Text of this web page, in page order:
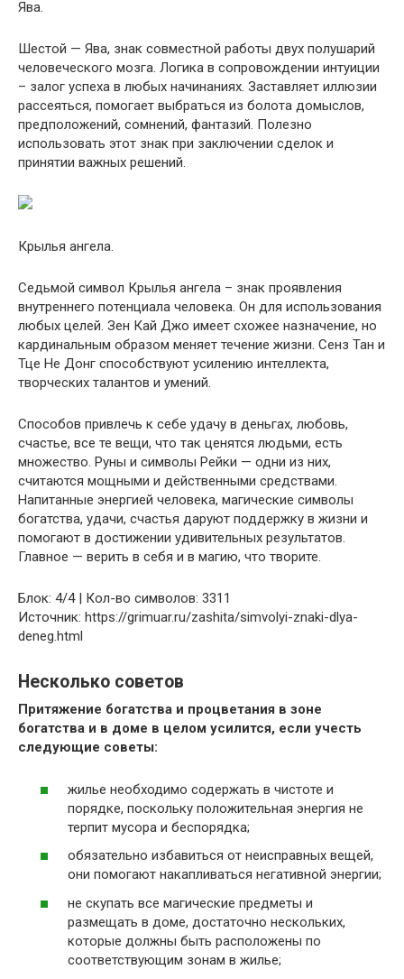
Ява.
Шестой — Ява, знак совместной работы двух полушарий
человеческого мозга. Логика в сопровождении интуиции
– залог успеха в любых начинаниях. Заставляет иллюзии
рассеяться, помогает выбраться из болота домыслов,
предположений, сомнений, фантазий. Полезно
использовать этот знак при заключении сделок и
принятии важных решений.
Крылья ангела.
Седьмой символ Крылья ангела – знак проявления
внутреннего потенциала человека. Он для использования
любых целей. Зен Кай Джо имеет схожее назначение, но
кардинальным образом меняет течение жизни. Сенз Тан и
Тце Не Донг способствуют усилению интеллекта,
творческих талантов и умений.
Способов привлечь к себе удачу в деньгах, любовь,
счастье, все те вещи, что так ценятся людьми, есть
множество. Руны и символы Рейки — одни из них,
считаются мощными и действенными средствами.
Напитанные энергией человека, магические символы
богатства, удачи, счастья даруют поддержку в жизни и
помогают в достижении удивительных результатов.
Главное — верить в себя и в магию, что творите.
Блок: 4/4 | Кол-во символов: 3311
Источник: https://grimuar.ru/zashita/simvolyi-znaki-dlya-
deneg.html
Несколько советов
Притяжение богатства и процветания в зоне
богатства и в доме в целом усилится, если учесть
следующие советы:
жилье необходимо содержать в чистоте и
порядке, поскольку положительная энергия не
терпит мусора и беспорядка;
обязательно избавиться от неисправных вещей,
они помогают накапливаться негативной энергии;
не скупать все магические предметы и
размещать в доме, достаточно нескольких,
которые должны быть расположены по
соответствующим зонам в жилье;